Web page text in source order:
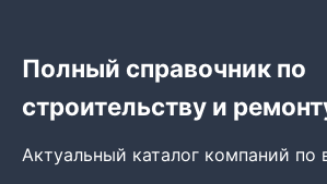
Полный справочник по
строительству и
Актуальный каталог компаний по